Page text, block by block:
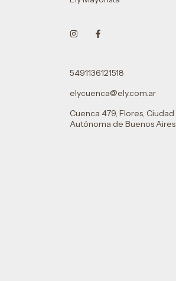
5491136121518
elycuenca@ely.com.ar
Cuenca 479, Flores, Ciudad
Autónoma de Buenos Aires